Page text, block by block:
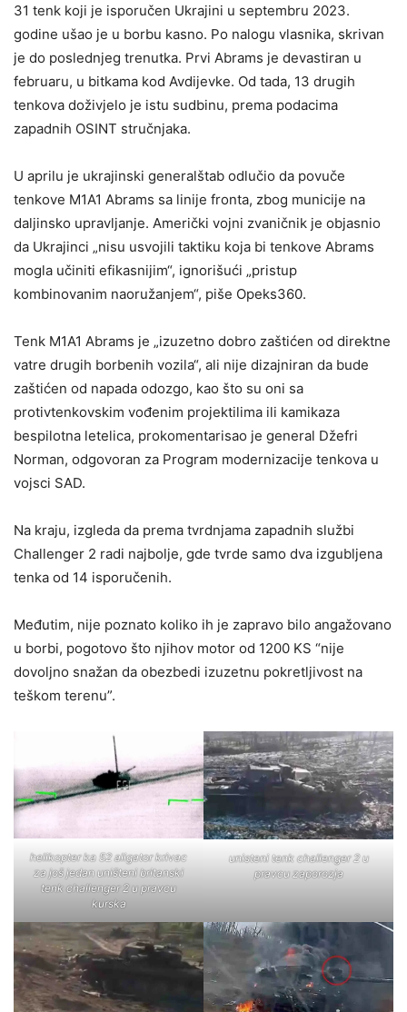
31 tenk koji je isporučen Ukrajini u septembru 2023.
godine ušao je u borbu kasno. Po nalogu vlasnika, skrivan
je do poslednjeg trenutka. Prvi Abrams je devastiran u
februaru, u bitkama kod Avdijevke. Od tada, 13 drugih
tenkova doživjelo je istu sudbinu, prema podacima
zapadnih OSINT stručnjaka.
U aprilu je ukrajinski generalštab odlučio da povuče
tenkove M1A1 Abrams sa linije fronta, zbog municije na
daljinsko upravljanje. Američki vojni zvaničnik je objasnio
da Ukrajinci „nisu usvojili taktiku koja bi tenkove Abrams
mogla učiniti efikasnijim“, ignorišući „pristup
kombinovanim naoružanjem“, piše Opeks360.
Tenk M1A1 Abrams je „izuzetno dobro zaštićen od direktne
vatre drugih borbenih vozila“, ali nije dizajniran da bude
zaštićen od napada odozgo, kao što su oni sa
protivtenkovskim vođenim projektilima ili kamikaza
bespilotna letelica, prokomentarisao je general Džefri
Norman, odgovoran za Program modernizacije tenkova u
vojsci SAD.
Na kraju, izgleda da prema tvrdnjama zapadnih službi
Challenger 2 radi najbolje, gde tvrde samo dva izgubljena
tenka od 14 isporučenih.
Međutim, nije poznato koliko ih je zapravo bilo angažovano
u borbi, pogotovo što njihov motor od 1200 KS “nije
dovoljno snažan da obezbedi izuzetnu pokretljivost na
teškom terenu”.
helikopter ka 52 aligator krivac
za još jedan uništeni britanski
tenk challenger 2 u pravcu
kurska
unisteni tenk challenger 2 u
pravcu zaporozja